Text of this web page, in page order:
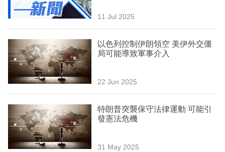
科
技
職
場
生
時
事
11 Jul 2025
以色列控制伊朗領空 美伊外交僵
局可能導致軍事介入
22 Jun 2025
特朗普突襲保守法律運動 可能引
發憲法危機
31 May 2025